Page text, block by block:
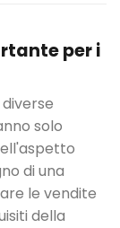
per i
solo
di una
le vendite
della